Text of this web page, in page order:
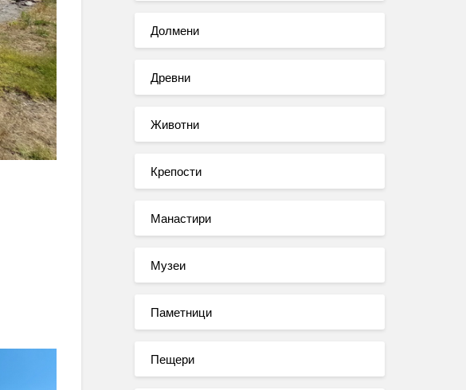
Долмени
Древни
Животни
Крепости
Манастири
Музеи
Паметници
Пещери